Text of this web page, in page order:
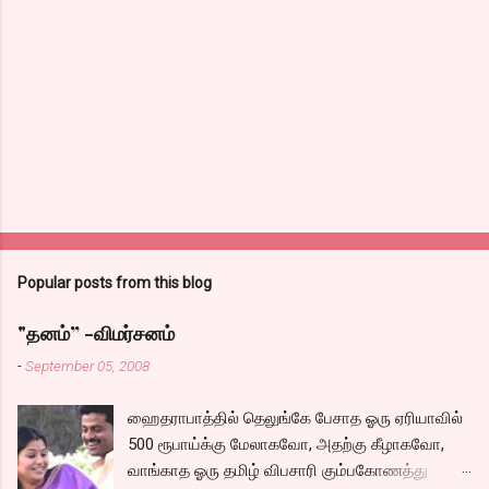
Popular posts from this blog
"தனம்” -விமர்சனம்
-September 05, 2008
ஹைதராபாத்தில் தெலுங்கே பேசாத ஓரு ஏரியாவில்
500 ரூபாய்க்கு மேலாகவோ, அதற்கு கீழாகவோ,
வாங்காத ஓரு தமிழ் விபசாரி கும்பகோணத்து